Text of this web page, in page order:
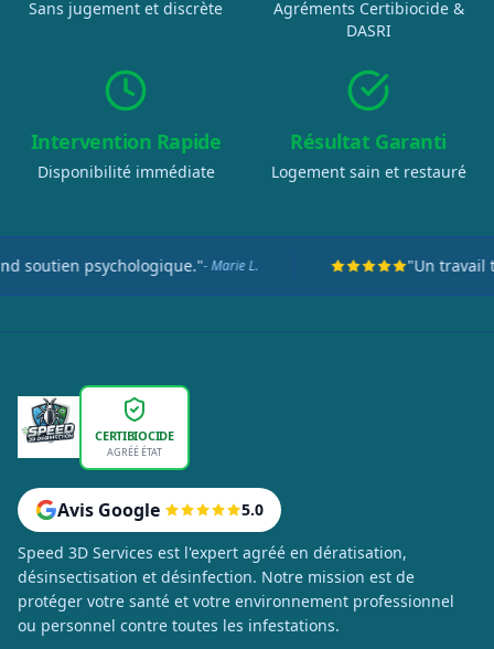
Sans jugement et discrète
Agréments Certibiocide &
DASRI
Intervention Rapide
Disponibilité immédiate
Résultat Garanti
Logement sain et restauré
psychologique."- Marie L. "Un travail
CERTIBIOCIDE
AGRÉÉ ÉTAT
Avis Google 5.0
Speed 3D Services est l'expert agréé en dératisation,
désinsectisation et désinfection. Notre mission est de
protéger votre santé et votre environnement professionnel
ou personnel contre toutes les infestations.